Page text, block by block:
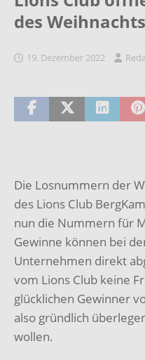
des
19. Dezember 2022
Die Losnummern der
des Lions Club
nun die Nummern für
Gewinne können bei
Unternehmen direkt
vom Lions Club keine
glücklichen Gewinner
also gründlich
wollen.